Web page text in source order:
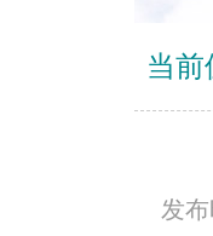
当前
发